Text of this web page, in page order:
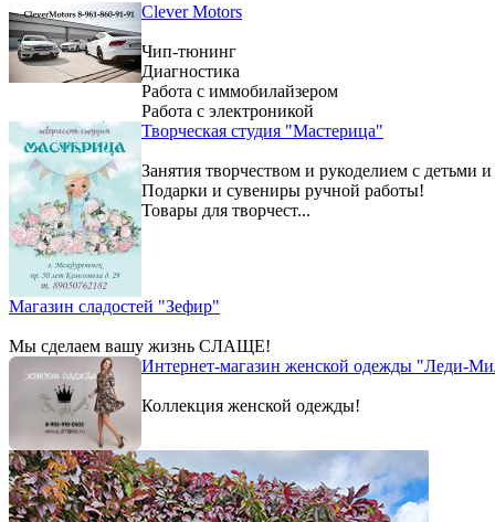
Clever Motors
Чип-тюнинг
Диагностика
Работа с иммобилайзером
Работа с электроникой
Творческая студия "Мастерица"
Занятия творчеством и рукоделием с детьми
Подарки и сувениры ручной работы!
Товары для творчест...
Магазин сладостей "Зефир"
Мы сделаем вашу жизнь СЛАЩЕ!
Интернет-магазин женской одежды "Леди-
Коллекция женской одежды!